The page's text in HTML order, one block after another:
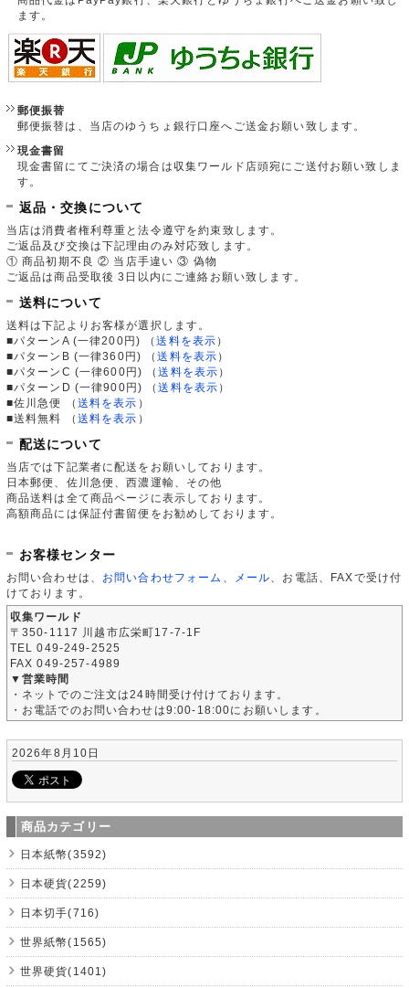
ます。
郵便振替
郵便振替は、当店のゆうちょ銀行口座へご送金お願い致します。
現金書留
現金書留にてご決済の場合は収集ワールド店頭宛にご送付お願い致しま
す。
返品・交換について
当店は消費者権利尊重と法令遵守を約束致します。
ご返品及び交換は下記理由のみ対応致します。
① 商品初期不良 ② 当店手違い ③ 偽物
ご返品は商品受取後 3日以内にご連絡お願い致します。
送料について
送料は下記よりお客様が選択します。
■パターンA (一律200円)
（送料を表示 ）
■パターンB (一律360円)
（送料を表示 ）
■パターンC (一律600円)
（送料を表示 ）
■パターンD (一律900円)
（送料を表示 ）
■佐川急便
（ 送料を表示 ）
■送料無料
（ 送料を表示 ）
配送について
当店では下記業者に配送をお願いしております。
日本郵便、佐川急便、西濃運輸、その他
商品送料は全て商品ページに表示しております。
高額商品には保証付書留便をお勧めしております。
お客様センター
お問い合わせは、 お問い合わせフォーム メール 、お電話、FAXで受け付
けております。
収集ワールド
〒350-1117 川越市広栄町17-7-1F
TEL 049-249-2525
FAX 049-257-4989
▼営業時間
・ネットでのご注文は24時間受け付けております。
・お電話でのお問い合わせは9:00-18:00にお願いします。
2026年8月10日
商品カテゴリー
日本紙幣(3592)
日本硬貨(2259)
日本切手(716)
世界紙幣(1565)
世界硬貨(1401)